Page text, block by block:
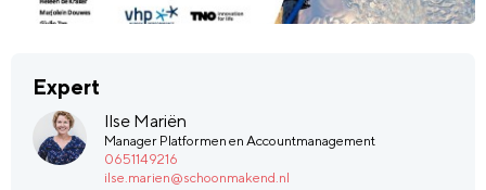
Expert
Ilse Mariën
Manager Platformen en Accountmanagement
0651149216
ilse.marien@schoonmakend.nl